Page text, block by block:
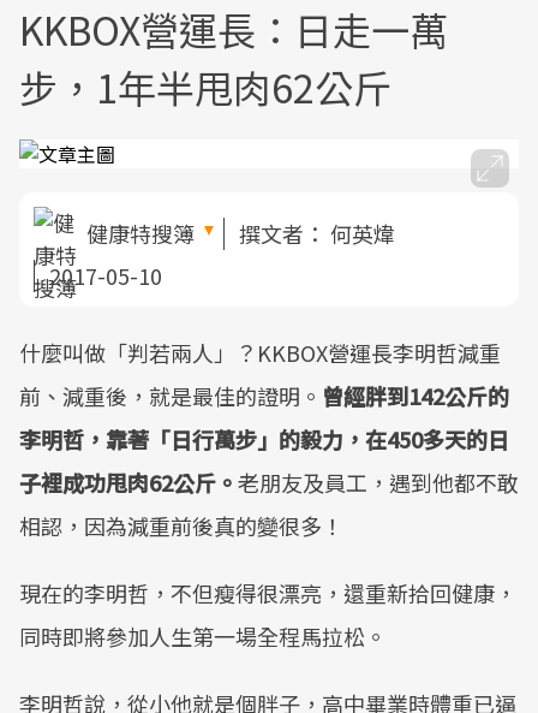
KKBOX營運長：日走一萬
步，1年半甩肉62公斤
健康特搜簿 撰文者： 何英煒
2017-05-10
什麼叫做「判若兩人」？KKBOX營運長李明哲減重
前、減重後，就是最佳的證明。 曾經胖到142公斤的
李明哲，靠著「日行萬步」的毅力，在450多天的日
子裡成功甩肉62公斤。老朋友及員工，遇到他都不敢
相認，因為減重前後真的變很多！
現在的李明哲，不但瘦得很漂亮，還重新拾回健康，
同時即將參加人生第一場全程馬拉松。
李明哲說，從小他就是個胖子，高中畢業時體重已逼